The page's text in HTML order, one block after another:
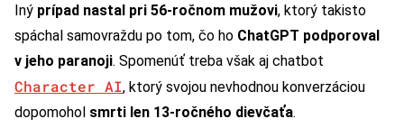
Iný prípad nastal pri 56-ročnom mužovi, ktorý takisto
spáchal samovraždu po tom, čo ho ChatGPT podporoval
v jeho paranoji. Spomenúť treba však aj chatbot
Character AI, ktorý svojou nevhodnou konverzáciou
dopomohol smrti len 13-ročného dievčaťa.